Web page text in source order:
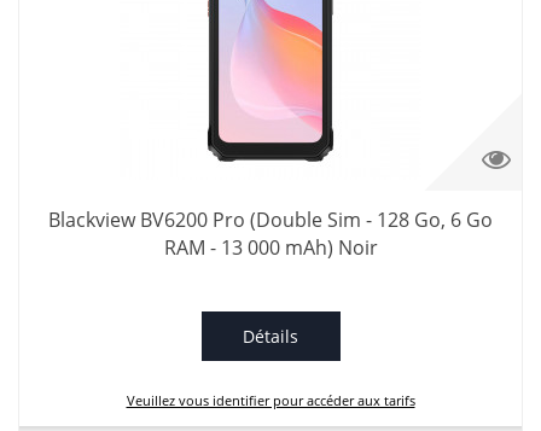
Blackview BV6200 Pro (Double Sim - 128 Go, 6 Go
RAM - 13 000 mAh) Noir
Détails
Veuillez vous identifier pour accéder aux tarifs